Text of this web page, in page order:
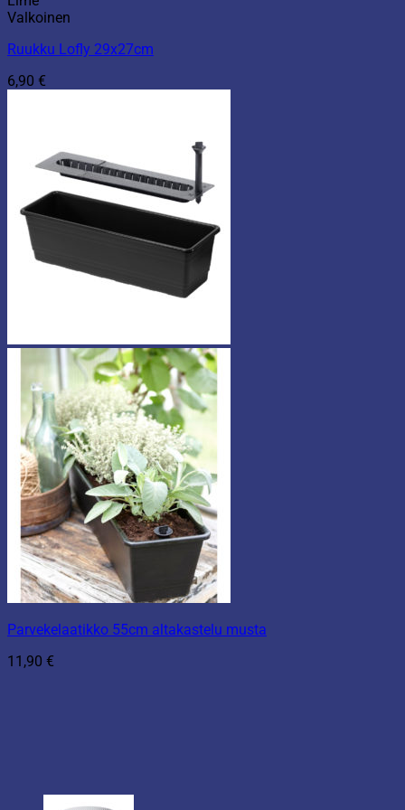
Valkoinen
Ruukku Lofly 29x27cm
6,90 €
Parvekelaatikko 55cm altakastelu musta
11,90 €